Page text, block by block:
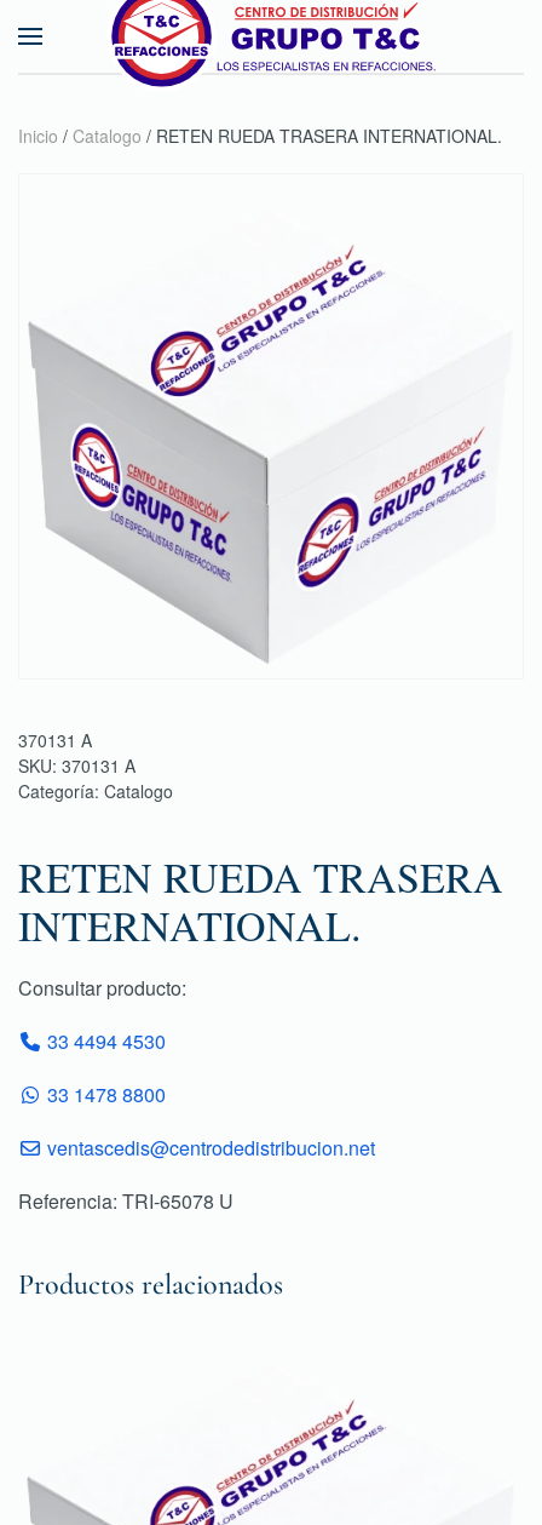
Skip to main content
Inicio / Catalogo / RETEN RUEDA TRASERA INTERNATIONAL.
370131 A
SKU: 370131 A
Categoría: Catalogo
RETEN RUEDA TRASERA
INTERNATIONAL.
Consultar producto:
33 4494 4530
33 1478 8800
ventascedis@centrodedistribucion.net
Referencia: TRI-65078 U
Productos relacionados